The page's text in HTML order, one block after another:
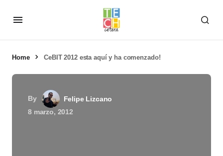
Home CeBIT 2012 esta aquí y ha comenzado!
By
Felipe Lizcano
8 marzo, 2012